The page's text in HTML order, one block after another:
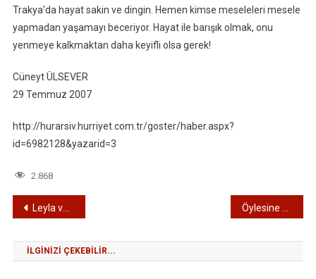
Trakya’da hayat sakin ve dingin. Hemen kimse meseleleri mesele
yapmadan yaşamayı beceriyor. Hayat ile barışık olmak, onu
yenmeye kalkmaktan daha keyifli olsa gerek!
Cüneyt ÜLSEVER
29 Temmuz 2007
http://hurarsiv.hurriyet.com.tr/goster/haber.aspx?
id=6982128&yazarid=3
2.868
Yazı
gezinmesi
Leyla ve Mecnun
İLGINIZI ÇEKEBILIR...